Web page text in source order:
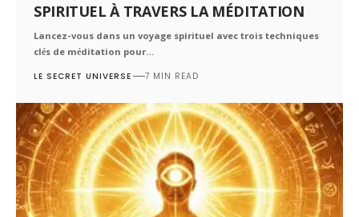
SPIRITUEL À TRAVERS LA MÉDITATION
Lancez-vous dans un voyage spirituel avec trois techniques
clés de méditation pour…
LE SECRET UNIVERSE 7 MIN READ